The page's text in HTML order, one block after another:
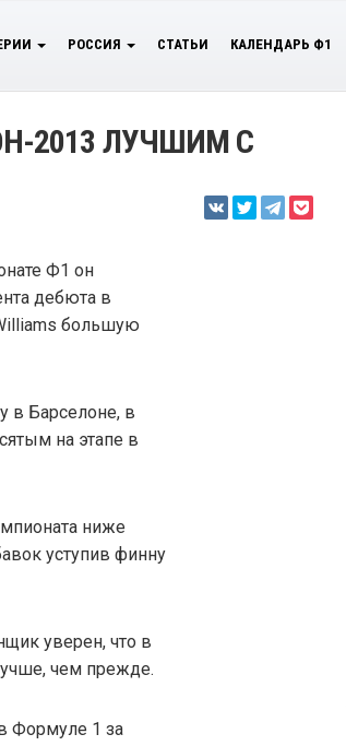
РОССИЯ СТАТЬИ КАЛЕНДАРЬ Ф1
2013 ЛУЧШИМ С
Ф1 он
дебюта в
большую
в Барселоне, в
на этапе в
ниже
уступив финну
уверен, что в
чем прежде.
Формуле 1 за